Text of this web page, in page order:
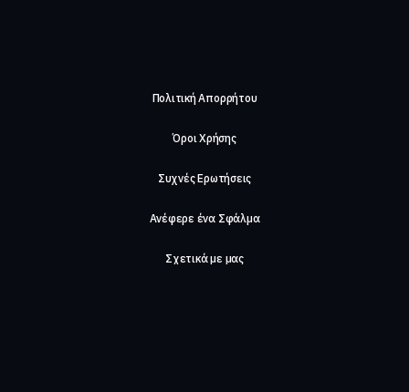
Πολιτική Απορρήτου
Όροι Χρήσης
Συχνές Ερωτήσεις
Ανέφερε ένα Σφάλμα
Σχετικά με μας